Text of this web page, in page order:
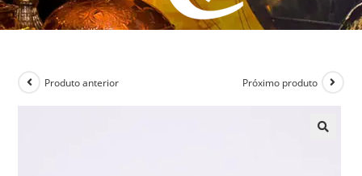
Produto anterior Próximo produto